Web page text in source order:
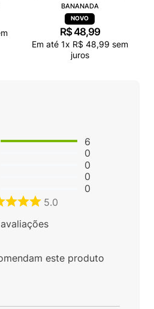
BANANADA
R$48,99
Em até 1x R$ 48,99 sem
juros
6
0
0
0
0
5.0
avaliações
este produto